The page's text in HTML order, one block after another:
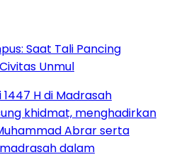
Saat Tali Pancing
Unmul